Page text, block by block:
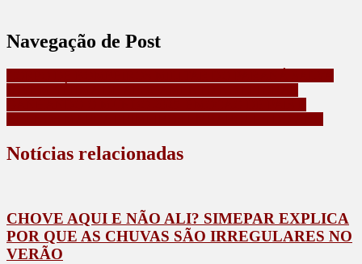
Navegação de Post
Notícias relacionadas
CHOVE AQUI E NÃO ALI? SIMEPAR EXPLICA
POR QUE AS CHUVAS SÃO IRREGULARES NO
VERÃO